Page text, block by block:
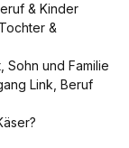
& Kinder
&
Sohn und Familie
Link, Beruf